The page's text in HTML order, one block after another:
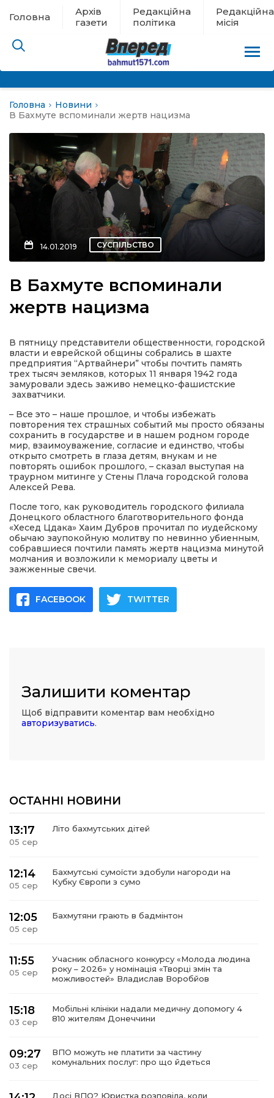
Головна
Архів
газети
Редакційна
політика
Редакційна
місія
евакуації
місія
Головна
Новини
В Бахмуте вспоминали жертв нацизма
14.01.2019 СУСПІЛЬСТВО
В Бахмуте вспоминали
жертв нацизма
В пятницу представители общественности, городской
власти и еврейской общины собрались в шахте
предприятия “Артвайнери” чтобы почтить память
трех тысяч земляков, которых 11 января 1942 года
замуровали здесь заживо немецко-фашистские
захватчики.
– Все это – наше прошлое, и чтобы избежать
повторения тех страшных событий мы просто обязаны
сохранить в государстве и в нашем родном городе
мир, взаимоуважение, согласие и единство, чтобы
открыто смотреть в глаза детям, внукам и не
повторять ошибок прошлого, – сказал выступая на
траурном митинге у Стены Плача городской голова
Алексей Рева.
После того, как руководитель городского филиала
Донецкого областного благотворительного фонда
«Хесед Цдака» Хаим Дубров прочитал по иудейскому
обычаю заупокойную молитву по невинно убиенным,
собравшиеся почтили память жертв нацизма минутой
молчания и возложили к мемориалу цветы и
зажженные свечи.
FACEBOOK TWITTER
Залишити коментар
Щоб відправити коментар вам необхідно
авторизуватись.
ОСТАННІ НОВИНИ
13:17
05 сер
Літо бахмутських дітей
12:14
05 сер
Бахмутські сумоїсти здобули нагороди на
Кубку Європи з сумо
12:05
05 сер
Бахмутяни грають в бадмінтон
11:55
05 сер
Учасник обласного конкурсу «Молода людина
року – 2026» у номінація «Творці змін та
можливостей» Владислав Воробйов
15:18
03 сер
Мобільні клініки надали медичну допомогу 4
810 жителям Донеччини
09:27
03 сер
ВПО можуть не платити за частину
комунальних послуг: про що йдеться
Досі ВПО? Юристка розповіла, коли